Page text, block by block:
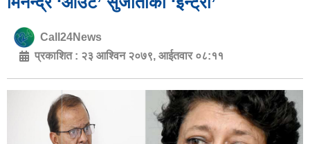
Call24News
प्रकाशित : २३ आश्विन २०७९, आईतवार ०८:११